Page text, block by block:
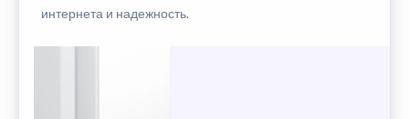
интернета и надежность.